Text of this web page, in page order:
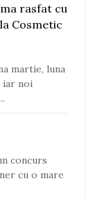
rasfat cu
Cosmetic
martie, luna
iar noi
concurs
cu o mare